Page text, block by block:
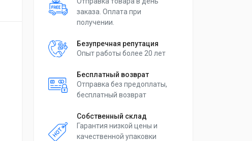
заказа. Оплата при
получении.
Безупречная репутация
Опыт работы более 20 лет
Бесплатный возврат
Отправка без предоплаты,
бесплатный возврат
Собственный склад
Гарантия низкой цены и
качественной упаковки